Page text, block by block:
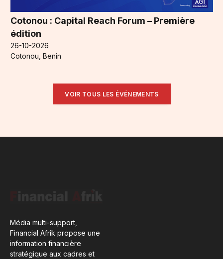
Cotonou : Capital Reach Forum – Première
édition
26-10-2026
Cotonou, Benin
VOIR TOUS LES ÉVÉNEMENTS
Média multi-support,
Financial Afrik propose une
information financière
stratégique aux cadres et